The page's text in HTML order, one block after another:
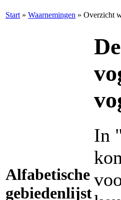
Start » Waarnemingen » Overzicht
Alfabetische
gebiedenlijst
In